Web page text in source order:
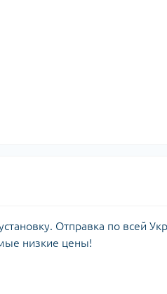
Отправка по всей
низкие цены!